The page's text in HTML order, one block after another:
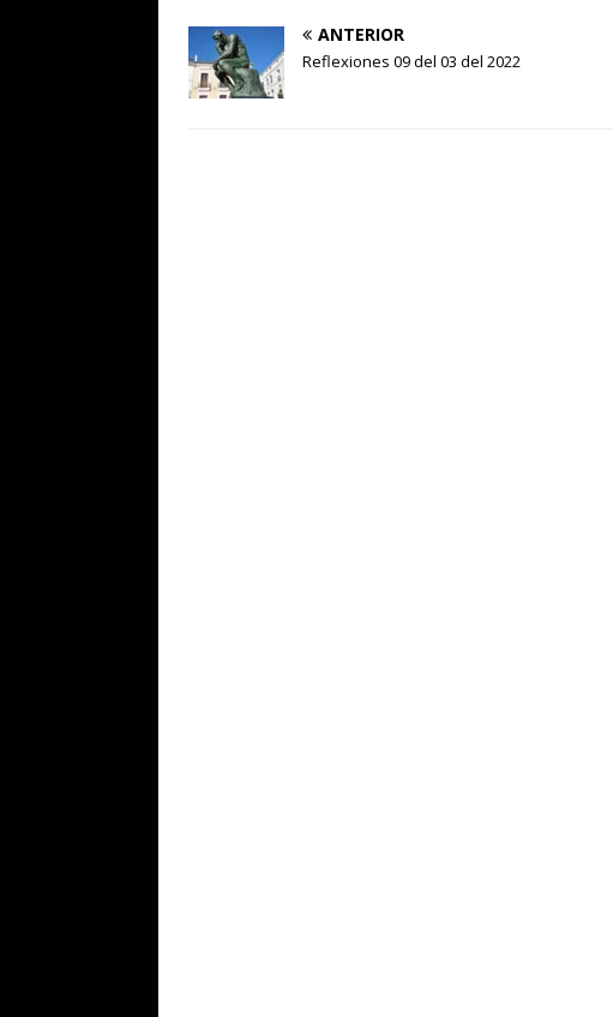
ANTERIOR
Reflexiones 09 del 03 del 2022